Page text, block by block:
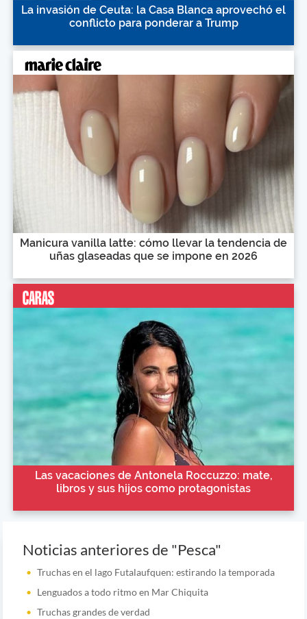
La invasión de Ceuta: la Casa Blanca aprovechó el
conflicto para ponderar a Trump
Manicura vanilla latte: cómo llevar la tendencia de
uñas glaseadas que se impone en 2026
Las vacaciones de Antonela Roccuzzo: mate,
libros y sus hijos como protagonistas
Noticias anteriores de "Pesca"
Truchas en el lago Futalaufquen: estirando la temporada
Lenguados a todo ritmo en Mar Chiquita
Truchas grandes de verdad